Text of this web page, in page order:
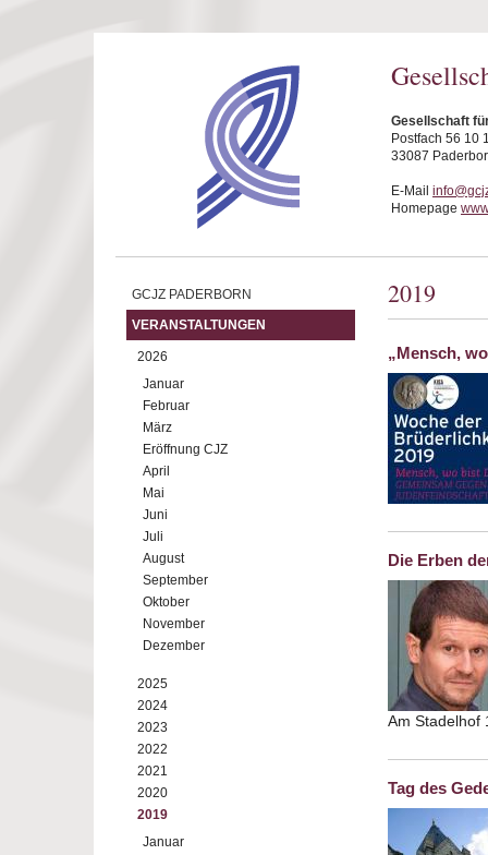
Gesellschaft
Postfach 56 10
33087
E-Mail
Homepage
GCJZ PADERBORN
VERANSTALTUNGEN
2026
Januar
Februar
März
Eröffnung CJZ
April
Mai
Juni
Juli
August
September
Oktober
November
Dezember
2025
2024
2023
2022
2021
2020
2019
Januar
2019
„Mensch,
Die Erben
Am Stadelhof
Tag des